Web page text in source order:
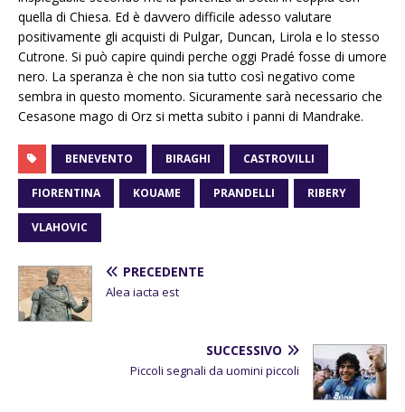
quella di Chiesa. Ed è davvero difficile adesso valutare
positivamente gli acquisti di Pulgar, Duncan, Lirola e lo stesso
Cutrone. Si può capire quindi perche oggi Pradé fosse di umore
nero. La speranza è che non sia tutto così negativo come
sembra in questo momento. Sicuramente sarà necessario che
Cesasone mago di Orz si metta subito i panni di Mandrake.
BENEVENTO BIRAGHI CASTROVILLI
FIORENTINA KOUAME PRANDELLI RIBERY
VLAHOVIC
PRECEDENTE
Alea iacta est
SUCCESSIVO
Piccoli segnali da uomini piccoli